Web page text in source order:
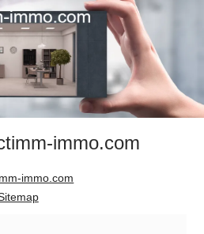
immo.com
immo.com